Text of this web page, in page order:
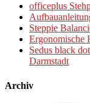
officeplus
Steppie
Ergonomische
Sedus black
Darmstadt
Archiv